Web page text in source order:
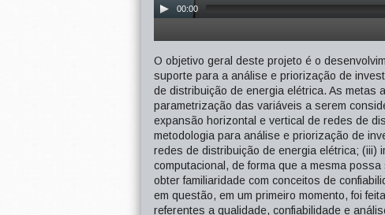
00:00
O objetivo geral deste projeto é o
suporte para a análise e priorização de
de distribuição de energia elétrica. As metas
parametrização das variáveis a serem
expansão horizontal e vertical de redes de
metodologia para análise e priorização de
redes de distribuição de energia elétrica; (iii)
computacional, de forma que a mesma
obter familiaridade com conceitos de
em questão, em um primeiro momento, foi
referentes a qualidade, confiabilidade e